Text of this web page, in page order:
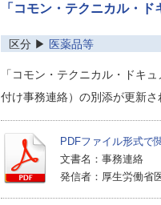
「コモン・テクニカル・
区分 ▶ 医薬品等
「コモン・テクニカル・ドキ
付け事務連絡）の別添が更新さ
PDFファイル形式で
文書名：事務連絡
発信者：厚生労働省